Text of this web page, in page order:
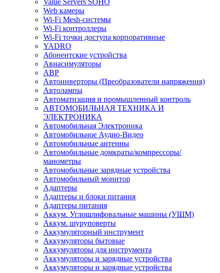
Web камеры
Wi-Fi Mesh-системы
Wi-Fi контроллеры
Wi-Fi точки доступа корпоративные
YADRO
Абонентские устройства
Авиасимуляторы
АВР
Автоинверторы (Преобразователи напряжения)
Автолампы
Автоматизация и промышленный контроль
АВТОМОБИЛЬНАЯ ТЕХНИКА И
ЭЛЕКТРОНИКА
Автомобильная Электроника
Автомобильное Аудио-Видео
Автомобильные антенны
Автомобильные домкраты/компрессоры/
манометры
Автомобильные зарядные устройства
Автомобильный монитор
Адаптеры
Адаптеры и блоки питания
Адаптеры питания
Аккум. Углошлифовальные машины (УШМ)
Аккум. шуруповерты
Аккумуляторный инструмент
Аккумуляторы бытовые
Аккумуляторы для инструмента
Аккумуляторы и зарядные устройства
Аккумуляторы и зарядные устройства